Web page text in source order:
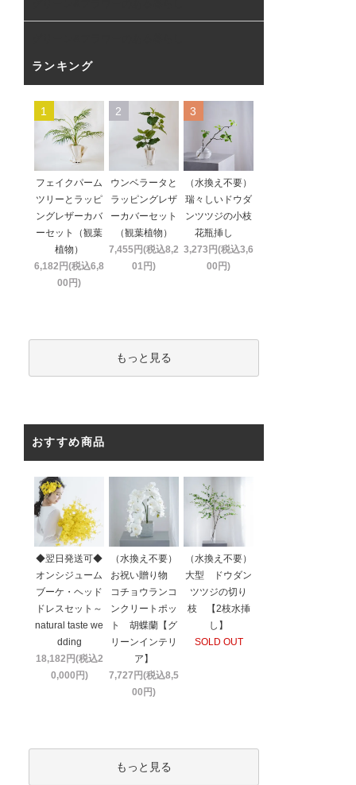
ランキング
1
フェイクパーム
ツリーとラッピ
ングレザーカバ
ーセット（観葉
植物）
6,182円(税込6,8
00円)
2
ウンベラータと
ラッピングレザ
ーカバーセット
（観葉植物）
7,455円(税込8,2
01円)
3
（水換え不要）
瑞々しいドウダ
ンツツジの小枝
花瓶挿し
3,273円(税込3,6
00円)
もっと見る
おすすめ商品
◆翌日発送可◆
オンシジューム
ブーケ・ヘッド
ドレスセット～
natural taste we
dding
18,182円(税込2
0,000円)
（水換え不要）
お祝い贈り物
コチョウランコ
ンクリートポッ
ト 胡蝶蘭【グ
リーンインテリ
ア】
7,727円(税込8,5
00円)
（水換え不要）
大型 ドウダン
ツツジの切り
枝 【2枝水挿
し】
SOLD OUT
もっと見る